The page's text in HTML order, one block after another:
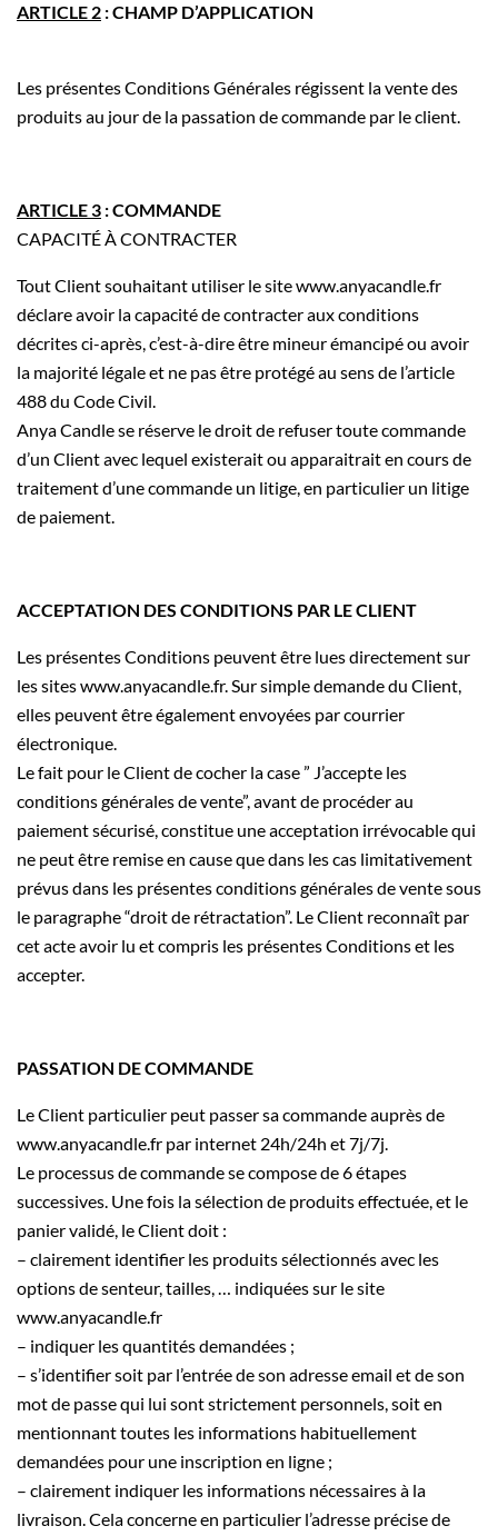
ARTICLE 2 : CHAMP D’APPLICATION
Les présentes Conditions Générales régissent la vente des
produits au jour de la passation de commande par le client.
ARTICLE 3 : COMMANDE
CAPACITÉ À CONTRACTER
Tout Client souhaitant utiliser le site www.anyacandle.fr
déclare avoir la capacité de contracter aux conditions
décrites ci-après, c’est-à-dire être mineur émancipé ou avoir
la majorité légale et ne pas être protégé au sens de l’article
488 du Code Civil.
Anya Candle se réserve le droit de refuser toute commande
d’un Client avec lequel existerait ou apparaitrait en cours de
traitement d’une commande un litige, en particulier un litige
de paiement.
ACCEPTATION DES CONDITIONS PAR LE CLIENT
Les présentes Conditions peuvent être lues directement sur
les sites www.anyacandle.fr. Sur simple demande du Client,
elles peuvent être également envoyées par courrier
électronique.
Le fait pour le Client de cocher la case ” J’accepte les
conditions générales de vente”, avant de procéder au
paiement sécurisé, constitue une acceptation irrévocable qui
ne peut être remise en cause que dans les cas limitativement
prévus dans les présentes conditions générales de vente sous
le paragraphe “droit de rétractation”. Le Client reconnaît par
cet acte avoir lu et compris les présentes Conditions et les
accepter.
PASSATION DE COMMANDE
Le Client particulier peut passer sa commande auprès de
www.anyacandle.fr par internet 24h/24h et 7j/7j.
Le processus de commande se compose de 6 étapes
successives. Une fois la sélection de produits effectuée, et le
panier validé, le Client doit :
– clairement identifier les produits sélectionnés avec les
options de senteur, tailles, … indiquées sur le site
www.anyacandle.fr
– indiquer les quantités demandées ;
– s’identifier soit par l’entrée de son adresse email et de son
mot de passe qui lui sont strictement personnels, soit en
mentionnant toutes les informations habituellement
demandées pour une inscription en ligne ;
– clairement indiquer les informations nécessaires à la
livraison. Cela concerne en particulier l’adresse précise de